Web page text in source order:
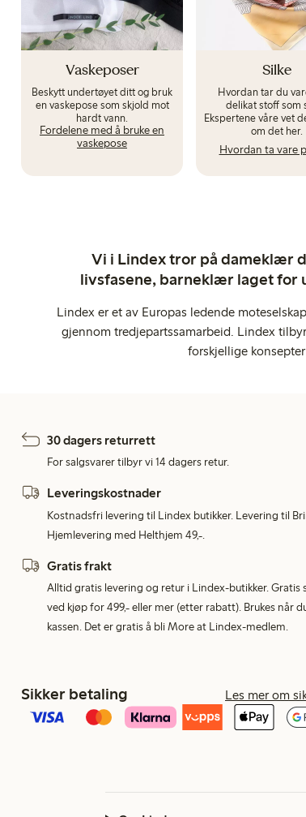
Vaskeposer
Beskytt undertøyet ditt og bruk
en vaskepose som skjold mot
hardt vann.
Fordelene med å bruke en
vaskepose
Silke
Hvordan tar du
delikat stoff som
Ekspertene våre vet
om det her.
Hvordan ta vare
Vi i Lindex tror på dameklær
livsfasene, barneklær laget for
Lindex er et av Europas ledende
gjennom tredjepartssamarbeid. Lindex
forskjellige
30 dagers returrett
For salgsvarer tilbyr vi 14 dagers retur.
Leveringskostnader
Kostnadsfri levering til Lindex butikker. Levering til
Hjemlevering med Helthjem 49,-.
Gratis frakt
Alltid gratis levering og retur i Lindex-butikker.
ved kjøp for 499,- eller mer (etter rabatt). Brukes når
kassen. Det er gratis å bli More at Lindex-medlem.
Sikker betaling Les mer om